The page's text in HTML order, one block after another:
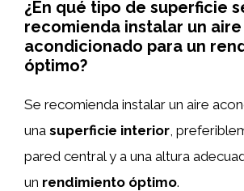
¿En qué tipo de superficie
recomienda instalar un aire
acondicionado para un
óptimo?
Se recomienda instalar un aire
una superficie interior ,
pared central y a una altura
un rendimiento óptimo.